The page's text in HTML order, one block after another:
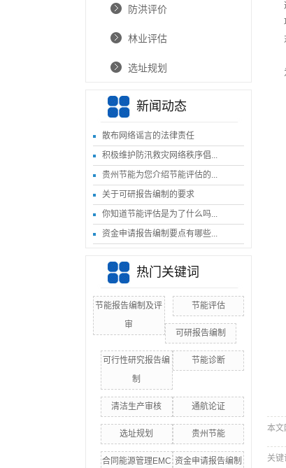
防洪评价
林业评估
选址规划
新闻动态
散布网络谣言的法律责任
积极维护防汛救灾网络秩序倡...
贵州节能为您介绍节能评估的...
关于可研报告编制的要求
你知道节能评估是为了什么吗...
资金申请报告编制要点有哪些...
热门关键词
节能报告编制及评
审
节能评估
可研报告编制
可行性研究报告编
制
节能诊断
清洁生产审核 通航论证
选址规划 贵州节能
合同能源管理EMC 资金申请报告编制
本文
关键